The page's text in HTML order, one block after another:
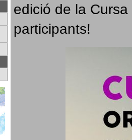
edició de la
participants!